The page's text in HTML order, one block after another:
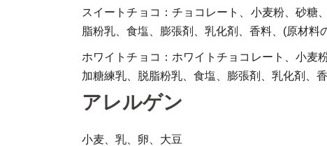
スイートチョコ：チョコレート、小麦粉、砂糖
脂粉乳、食塩、膨張剤、乳化剤、香料、(原材料
ホワイトチョコ：ホワイトチョコレート、小麦
加糖練乳、脱脂粉乳、食塩、膨張剤、乳化剤、
アレルゲン
小麦、乳、卵、大豆